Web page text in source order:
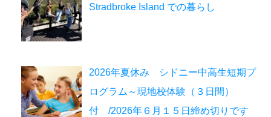
Stradbroke Island での暮らし
2026年夏休み シドニー中高生短期プ
ログラム～現地校体験（３日間）
付 /2026年６月１５日締め切りです